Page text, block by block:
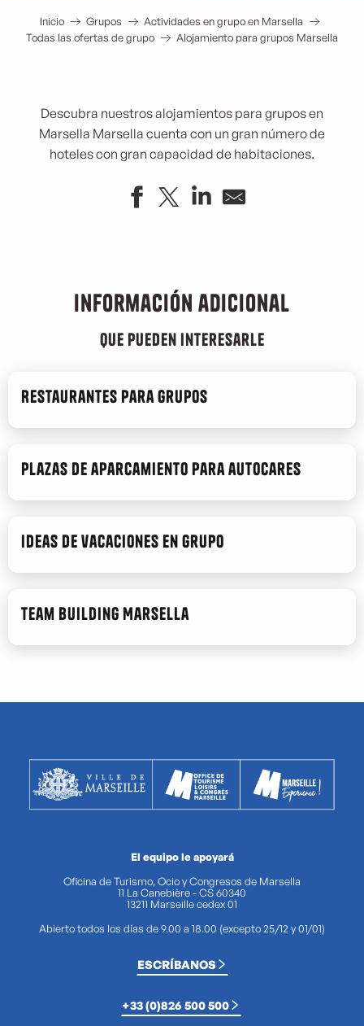
Inicio Grupos
Actividades en grupo en Marsella
Todas las ofertas de grupo
Alojamiento para grupos Marsella
Descubra nuestros alojamientos para grupos en
Marsella Marsella cuenta con un gran número de
hoteles con gran capacidad de habitaciones.
Appart'Hôtel Odalys Prado Castellane
Hotel Raphael Prado
B&B Hotel Marseille les Ports
Escale Océania Marseille Vieux Port
Maisons du Monde Hotel & Suites Marsella Vieux-Port
Novotel Marsella Centro-Estación
Ibis Styles Marseille Vieux Port
Información adicional
que pueden interesarle
Restaurantes para grupos
Plazas de aparcamiento para autocares
Ideas de vacaciones en grupo
Team building Marsella
El equipo le apoyará
Oficina de Turismo, Ocio y Congresos de Marsella
11 La Canebière - CS 60340
13211 Marseille cedex 01
Abierto todos los días de 9.00 a 18.00 (excepto 25/12 y 01/01)
ESCRÍBANOS
+33 (0)826 500 500